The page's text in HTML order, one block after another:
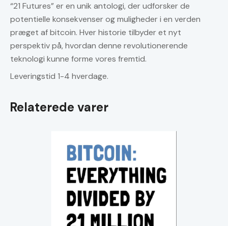
“21 Futures” er en unik antologi, der udforsker de
potentielle konsekvenser og muligheder i en verden
præget af bitcoin. Hver historie tilbyder et nyt
perspektiv på, hvordan denne revolutionerende
teknologi kunne forme vores fremtid.
Leveringstid 1-4 hverdage.
Relaterede varer